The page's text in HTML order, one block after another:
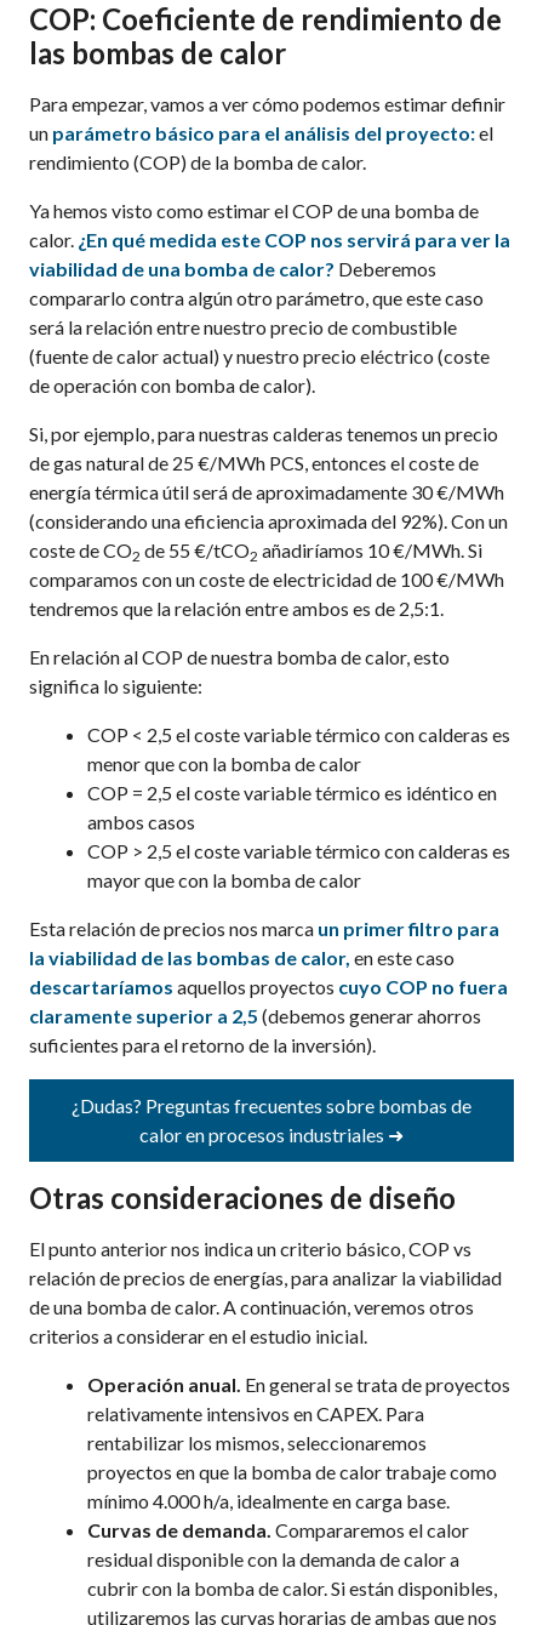
COP: Coeficiente de rendimiento de
las bombas de calor
Para empezar, vamos a ver cómo podemos estimar definir
un parámetro básico para el análisis del proyecto:el
rendimiento (COP) de la bomba de calor.
Ya hemos visto como estimar el COP de una bomba de
calor. ¿En qué medida este COP nos servirá para ver la
viabilidad de una bomba de calor? Deberemos
compararlo contra algún otro parámetro, que este caso
será la relación entre nuestro precio de combustible
(fuente de calor actual) y nuestro precio eléctrico (coste
de operación con bomba de calor).
Si, por ejemplo, para nuestras calderas tenemos un precio
de gas natural de 25 €/MWh PCS, entonces el coste de
energía térmica útil será de aproximadamente 30 €/MWh
(considerando una eficiencia aproximada del 92%). Con un
coste de CO2 de 55 €/tCO2 añadiríamos 10 €/MWh. Si
comparamos con un coste de electricidad de 100 €/MWh
tendremos que la relación entre ambos es de 2,5:1.
En relación al COP de nuestra bomba de calor, esto
significa lo siguiente:
COP < 2,5 el coste variable térmico con calderas es
menor que con la bomba de calor
COP = 2,5 el coste variable térmico es idéntico en
ambos casos
COP > 2,5 el coste variable térmico con calderas es
mayor que con la bomba de calor
Esta relación de precios nos marca un primer filtro para
la viabilidad de las bombas de calor, en este caso
descartaríamos aquellos proyectos cuyo COP no fuera
claramente superior a 2,5 (debemos generar ahorros
suficientes para el retorno de la inversión).
¿Dudas? Preguntas frecuentes sobre bombas de
calor en procesos industriales ➜
Otras consideraciones de diseño
El punto anterior nos indica un criterio básico, COP vs
relación de precios de energías, para analizar la viabilidad
de una bomba de calor. A continuación, veremos otros
criterios a considerar en el estudio inicial.
Operación anual. En general se trata de proyectos
relativamente intensivos en CAPEX. Para
rentabilizar los mismos, seleccionaremos
proyectos en que la bomba de calor trabaje como
mínimo 4.000 h/a, idealmente en carga base.
Curvas de demanda. Compararemos el calor
residual disponible con la demanda de calor a
cubrir con la bomba de calor. Si están disponibles,
utilizaremos las curvas horarias de ambas que nos